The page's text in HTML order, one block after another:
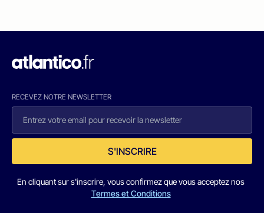
RECEVEZ NOTRE NEWSLETTER
S'INSCRIRE
En cliquant sur s'inscrire, vous confirmez que vous acceptez nos
Termes et Conditions